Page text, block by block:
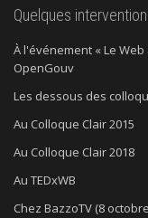
Quelques
À l'événement « Le
OpenGouv
Les dessous des
Au Colloque Clair 2015
Au Colloque Clair 2018
Au TEDxWB
Chez BazzoTV (8